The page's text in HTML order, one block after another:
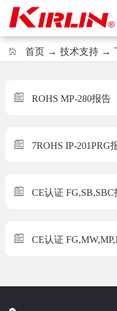
首页 → 技术支持 →
ROHS MP-280报告
7ROHS IP-201PRG
CE认证 FG,SB,SBC
CE认证